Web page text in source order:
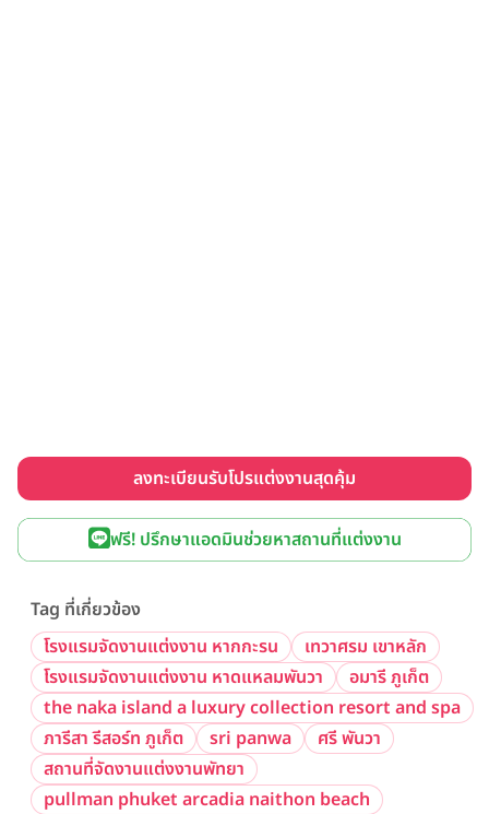
ลงทะเบียนรับโปรแต่งงานสุดคุ้ม
ฟรี! ปรึกษาแอดมินช่วยหาสถานที่แต่งงาน
Tag ที่เกี่ยวข้อง
โรงแรมจัดงานแต่งงาน หากกะรน
เทวาศรม เขาหลัก
โรงแรมจัดงานแต่งงาน หาดแหลมพันวา
อมารี ภูเก็ต
the naka island a luxury collection resort and spa
ภารีสา รีสอร์ท ภูเก็ต
sri panwa
ศรี พันวา
สถานที่จัดงานแต่งงานพัทยา
pullman phuket arcadia naithon beach